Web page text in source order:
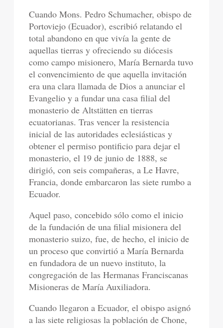
Cuando Mons. Pedro Schumacher, obispo de
Portoviejo (Ecuador), escribió relatando el
total abandono en que vivía la gente de
aquellas tierras y ofreciendo su diócesis
como campo misionero, María Bernarda tuvo
el convencimiento de que aquella invitación
era una clara llamada de Dios a anunciar el
Evangelio y a fundar una casa filial del
monasterio de Altstätten en tierras
ecuatorianas. Tras vencer la resistencia
inicial de las autoridades eclesiásticas y
obtener el permiso pontificio para dejar el
monasterio, el 19 de junio de 1888, se
dirigió, con seis compañeras, a Le Havre,
Francia, donde embarcaron las siete rumbo a
Ecuador.
Aquel paso, concebido sólo como el inicio
de la fundación de una filial misionera del
monasterio suizo, fue, de hecho, el inicio de
un proceso que convirtió a María Bernarda
en fundadora de un nuevo instituto, la
congregación de las Hermanas Franciscanas
Misioneras de María Auxiliadora.
Cuando llegaron a Ecuador, el obispo asignó
a las siete religiosas la población de Chone,